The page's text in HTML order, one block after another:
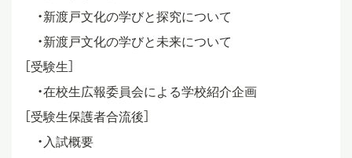
・新渡戸文化の学びと探究について
・新渡戸文化の学びと未来について
［受験生］
・在校生広報委員会による学校紹介企画
［受験生保護者合流後］
・入試概要